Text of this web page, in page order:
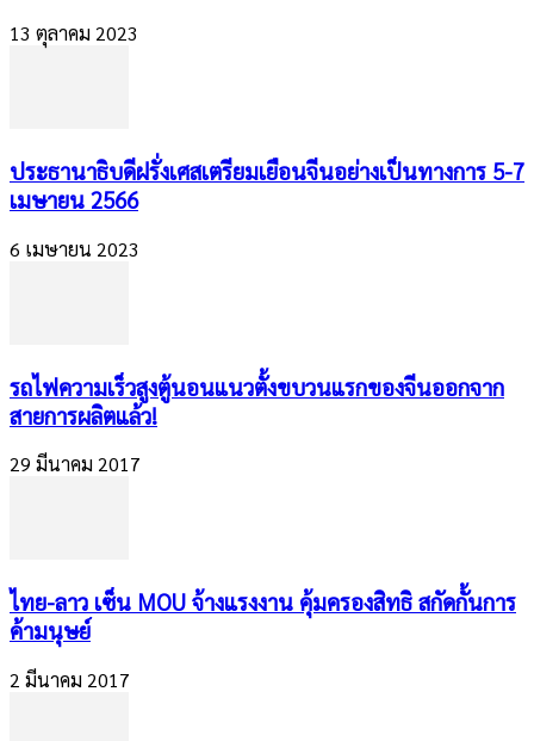
13 ตุลาคม 2023
ประธานาธิบดีฝรั่งเศสเตรียมเยือนจีนอย่างเป็นทางการ 5-7
เมษายน 2566
6 เมษายน 2023
​รถไฟความเร็วสูงตู้นอนแนวตั้งขบวนแรกของจีนออกจาก
สายการผลิตแล้ว!
29 มีนาคม 2017
ไทย-ลาว เซ็น MOU จ้างแรงงาน คุ้มครองสิทธิ สกัดกั้นการ
ค้ามนุษย์
2 มีนาคม 2017